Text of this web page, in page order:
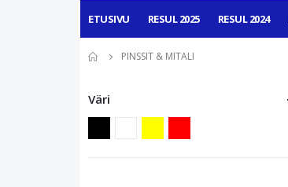
ETUSIVU RESUL 2025 RESUL 2024
PINSSIT & MITALI
Väri